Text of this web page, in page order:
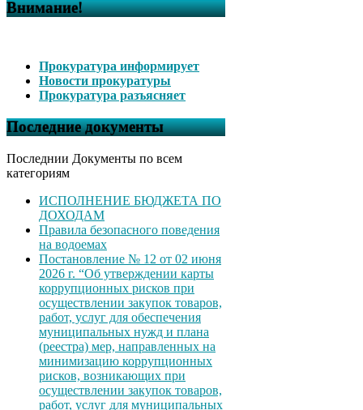
Внимание!
Прокуратура информирует
Новости прокуратуры
Прокуратура разъясняет
Последние документы
Последнии Документы по всем
категориям
ИСПОЛНЕНИЕ БЮДЖЕТА ПО
ДОХОДАМ
Правила безопасного поведения
на водоемах
Постановление № 12 от 02 июня
2026 г. “Об утверждении карты
коррупционных рисков при
осуществлении закупок товаров,
работ, услуг для обеспечения
муниципальных нужд и плана
(реестра) мер, направленных на
минимизацию коррупционных
рисков, возникающих при
осуществлении закупок товаров,
работ, услуг для муниципальных